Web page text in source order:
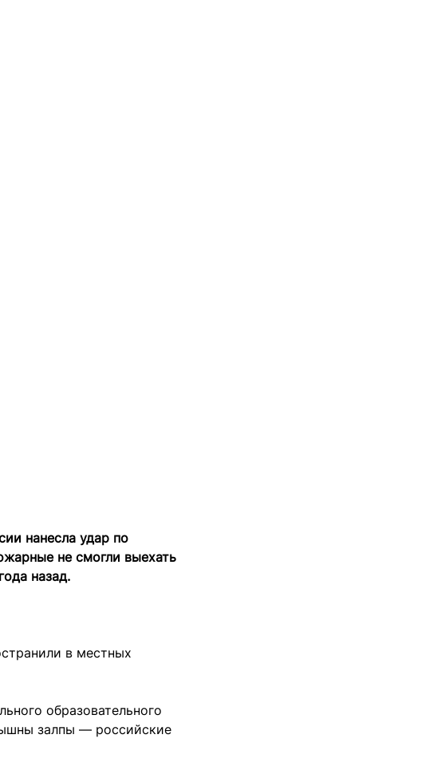
нанесла удар по
не смогли выехать
назад.
в местных
образовательного
залпы — российские